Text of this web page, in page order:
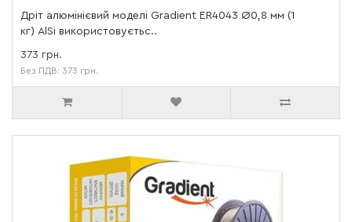
Дріт алюмінієвий моделі Gradient ER4043 Ø0,8 мм (1
кг) AlSi використовуєтьс..
373 грн.
Без ПДВ: 373 грн.